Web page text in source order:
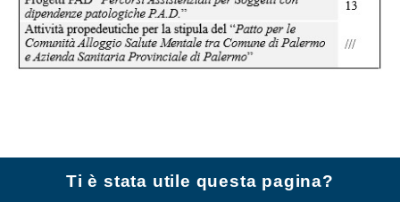
Ti è stata utile questa pagina?